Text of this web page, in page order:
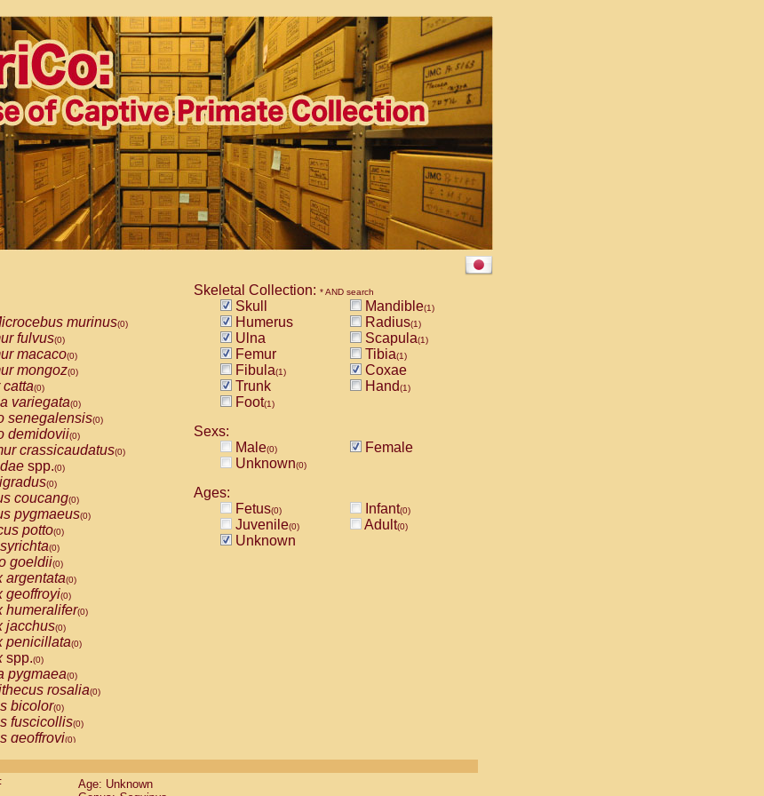
murinus(0)
fulvus(0)
macaco(0)
mongoz(0)
catta(0)
variegata(0)
senegalensis(0)
demidovii(0)
crassicaudatus(0)
spp.(0)
(0)
coucang(0)
pygmaeus(0)
potto(0)
(0)
goeldii(0)
argentata(0)
geoffroyi(0)
humeralifer(0)
jacchus(0)
penicillata(0)
spp.(0)
pygmaea(0)
rosalia(0)
bicolor(0)
fuscicollis(0)
geoffroyi(0)
labiatus(0)
leucopus (0)
Skeletal Collection: * AND search
Skull Mandible(1)
Humerus Radius(1)
Ulna Scapula(1)
Femur Tibia(1)
Fibula(1)
Coxae
Trunk
Hand(1)
Foot(1)
Sexs:
Male(0)
Female
Unknown(0)
Ages:
Fetus(0) Infant(0)
Juvenile(0) Adult(0)
Unknown
Age: Unknown